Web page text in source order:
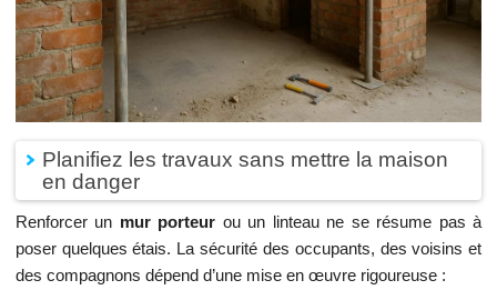
Planifiez les travaux sans mettre la maison
en danger
Renforcer un mur porteur ou un linteau ne se résume pas à
poser quelques étais. La sécurité des occupants, des voisins et
des compagnons dépend d’une mise en œuvre rigoureuse :